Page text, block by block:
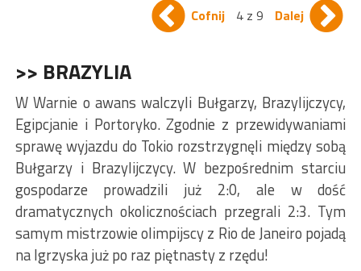
Cofnij 4 z 9 Dalej
>> BRAZYLIA
W Warnie o awans walczyli Bułgarzy, Brazylijczycy,
Egipcjanie i Portoryko. Zgodnie z przewidywaniami
sprawę wyjazdu do Tokio rozstrzygnęli między sobą
Bułgarzy i Brazylijczycy. W bezpośrednim starciu
gospodarze prowadzili już 2:0, ale w dość
dramatycznych okolicznościach przegrali 2:3. Tym
samym mistrzowie olimpijscy z Rio de Janeiro pojadą
na Igrzyska już po raz piętnasty z rzędu!